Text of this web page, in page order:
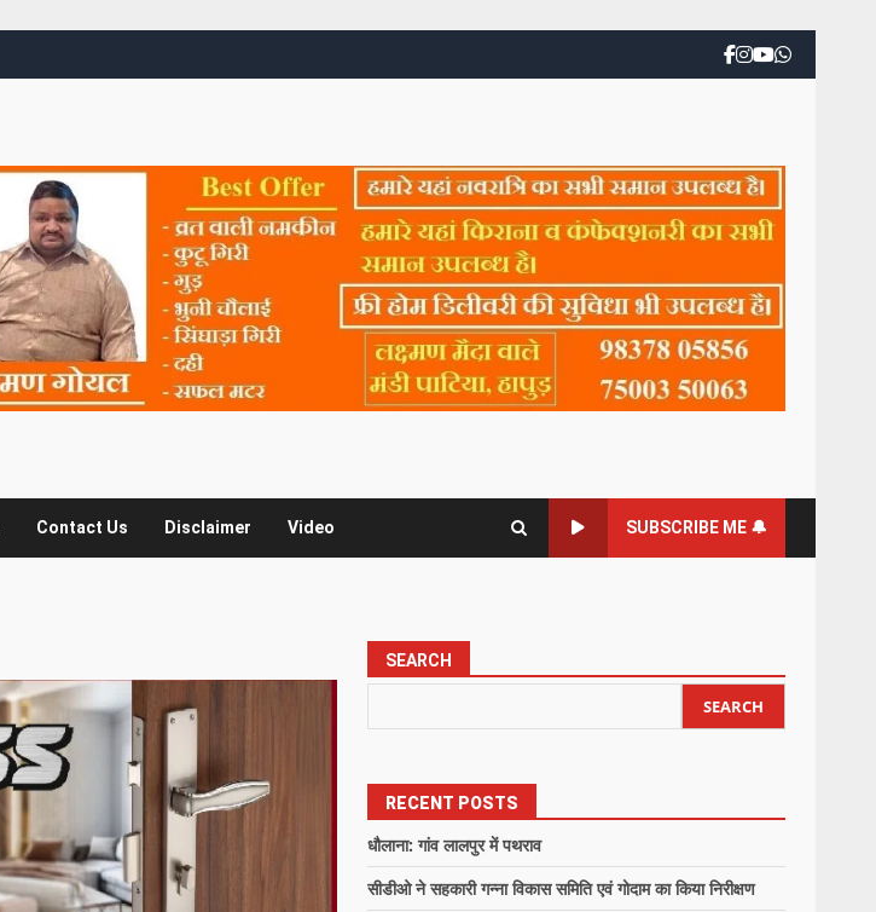
Contact Us Disclaimer Video SUBSCRIBE ME 🔔
SEARCH
SEARCH
RECENT POSTS
धौलाना: गांव लालपुर में पथराव
सीडीओ ने सहकारी गन्ना विकास समिति एवं गोदाम का किया निरीक्षण